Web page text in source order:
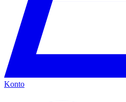
Konto